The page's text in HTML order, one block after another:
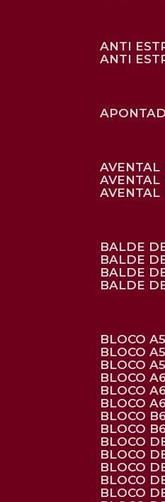
ANTI
ANTI
BALDE
BALDE
BALDE
BALDE
BLOCO
BLOCO
BLOCO
BLOCO
BLOCO
BLOCO
BLOCO
BLOCO
BLOCO
BLOCO
BLOCO
BLOCO
BLOCO